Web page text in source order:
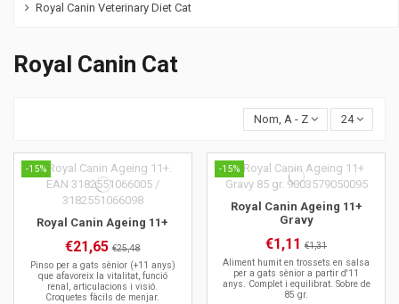
Royal Canin Cat
Nom, A - Z 24
-15%
Royal Canin Ageing 11+
€21,65€25,48
Pinso per a gats sènior (+11 anys)
que afavoreix la vitalitat, funció
renal, articulacions i visió.
Croquetes fàcils de menjar.
-15%
Royal Canin Ageing 11+
Gravy
€1,11€1,31
Aliment humit en trossets en salsa
per a gats sènior a partir d'11
anys. Complet i equilibrat. Sobre de
85 gr.
Royal Canin Veterinary Diet Cat